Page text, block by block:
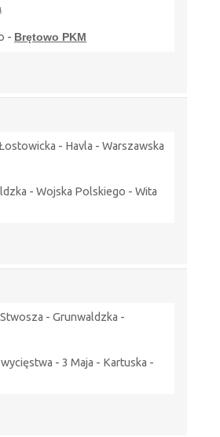
- Brętowo PKM
- Havla - Warszawska
- Wojska Polskiego - Wita
- Grunwaldzka -
- 3 Maja - Kartuska -